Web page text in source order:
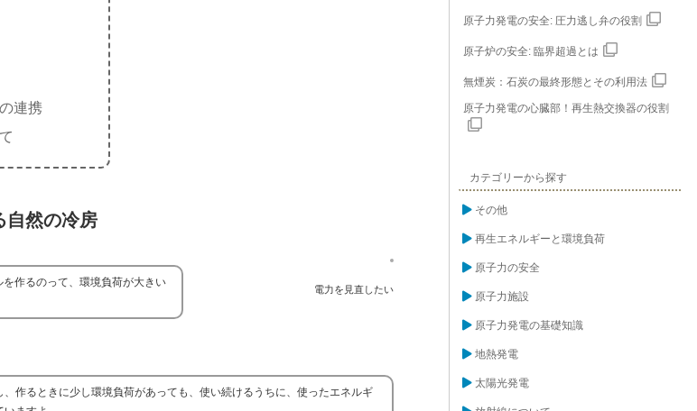
連携
自然の冷房
電力を見直したい
作るのって、環境負荷が大きい
作るときに少し環境負荷があっても、使い続けるうちに、使ったエネルギ
原子力発電の安全: 圧力逃し弁の役割
原子炉の安全: 臨界超過とは
無煙炭：石炭の最終形態とその利用法
原子力発電の心臓部！再生熱交換器の役割
カテゴリーから探す
その他
再生エネルギーと環境負荷
原子力の安全
原子力施設
原子力発電の基礎知識
地熱発電
太陽光発電